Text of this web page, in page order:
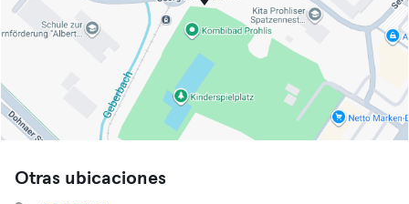
Otras ubicaciones